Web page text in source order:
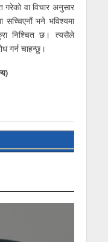
गरेको वा विचार अनुसार
सच्चिएनौं भने भविश्यमा
निश्चित छ। त्यसैले
गर्न चाहन्छु।